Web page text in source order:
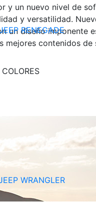
RENEGADE
WRANGLER
y un nuevo nivel de
y versatilidad.
un diseño imponente
mejores contenidos de
COLORES